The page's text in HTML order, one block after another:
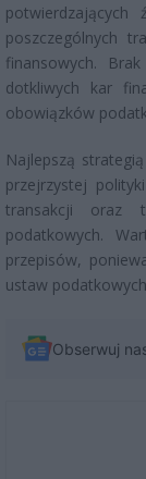
potwierdzających
poszczególnych
finansowych.
dotkliwych kar
obowiązków
Najlepszą
przejrzystej
transakcji oraz
podatkowych.
przepisów,
ustaw
Obserwuj